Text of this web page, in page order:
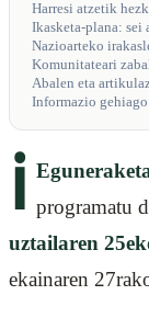
Harresi atzetik
Ikasketa-plana: sei
Nazioarteko
Komunitateari
Abalen eta
Informazio
ℹ️ programatu
uztailaren
ekainaren